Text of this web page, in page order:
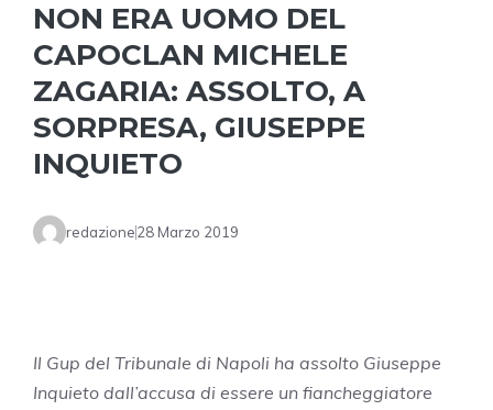
NON ERA UOMO DEL
CAPOCLAN MICHELE
ZAGARIA: ASSOLTO, A
SORPRESA, GIUSEPPE
INQUIETO
redazione28 Marzo 2019
Il Gup del Tribunale di Napoli ha assolto Giuseppe
Inquieto dall’accusa di essere un fiancheggiatore